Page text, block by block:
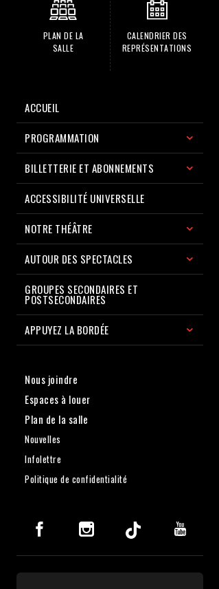
PLAN DE LA
SALLE
CALENDRIER DES
REPRÉSENTATIONS
ACCUEIL
PROGRAMMATION
BILLETTERIE ET ABONNEMENTS
ACCESSIBILITÉ UNIVERSELLE
NOTRE THÉÂTRE
AUTOUR DES SPECTACLES
GROUPES SECONDAIRES ET
POSTSECONDAIRES
APPUYEZ LA BORDÉE
Nous joindre
Espaces à louer
Plan de la salle
Nouvelles
Infolettre
Politique de confidentialité